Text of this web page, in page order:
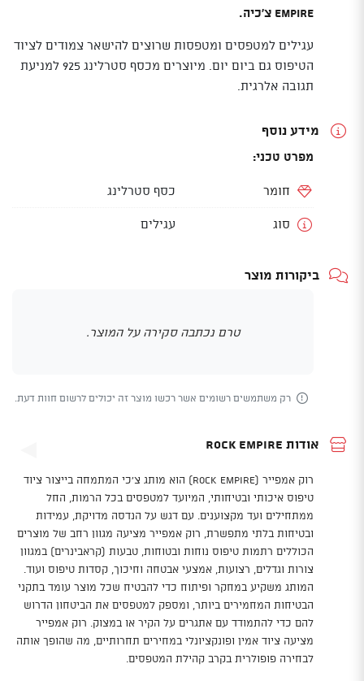
Empire צ'כיה.
עגילים למטפסים ומטפסות שרוצים להישאר צמודים לציוד
הטיפוס גם ביום יום. מיוצרים מכסף סטרלינג 925 למניעת
תגובה אלרגית.
מידע נוסף
מפרט טכני:
חומר כסף סטרלינג
סוג עגילים
ביקורות מוצר
טרם נכתבה סקירה על המוצר.
רק משתמשים רשומים אשר רכשו מוצר זה יכולים לרשום חוות דעת.
אודות Rock Empire
רוק אמפייר (Rock Empire) הוא מותג צ'כי המתמחה בייצור ציוד
טיפוס איכותי ובטיחותי, המיועד למטפסים בכל הרמות, החל
ממתחילים ועד מקצוענים. עם דגש על הנדסה מדויקת, עמידות
ובטיחות בלתי מתפשרת, רוק אמפייר מציעה מגוון רחב של מוצרים
הכוללים רתמות טיפוס נוחות ובטוחות, טבעות (קראבינרים) במגוון
צורות וגדלים, רצועות, אמצעי אבטחה וחיכוך, קסדות טיפוס ועוד.
המותג משקיע במחקר ופיתוח כדי להבטיח שכל מוצר עומד בתקני
הבטיחות המחמירים ביותר, ומספק למטפסים את הביטחון הדרוש
להם כדי להתמודד עם אתגרים על הקיר או במצוק. רוק אמפייר
מציעה ציוד אמין ופונקציונלי במחירים תחרותיים, מה שהופך אותה
לבחירה פופולרית בקרב קהילת המטפסים.